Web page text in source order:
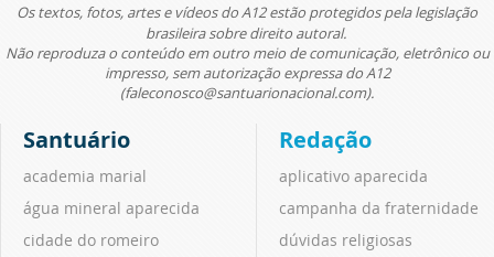
Os textos, fotos, artes e vídeos do A12 estão protegidos pela legislação
brasileira sobre direito autoral.
Não reproduza o conteúdo em outro meio de comunicação, eletrônico ou
impresso, sem autorização expressa do A12
(faleconosco@santuarionacional.com).
Santuário
academia marial
água mineral aparecida
cidade do romeiro
Redação
aplicativo aparecida
campanha da fraternidade
dúvidas religiosas